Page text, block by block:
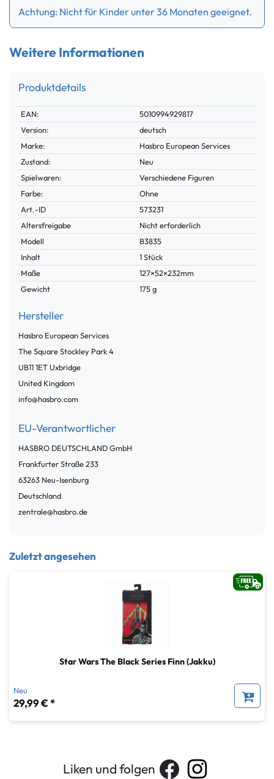
Achtung: Nicht für Kinder unter 36 Monaten geeignet.
Weitere Informationen
Produktdetails
Technisches
Merkmal
Wert
EAN:
5010994929817
Version:
deutsch
Marke:
Hasbro European Services
Zustand:
Neu
Spielwaren:
Verschiedene Figuren
Farbe:
Ohne
Technisches
Merkmal
Wert
Art.-ID
573231
Altersfreigabe
Nicht erforderlich
Modell
B3835
Inhalt
1 Stück
Maße
127×52×232mm
Gewicht
175 g
Hersteller
Hasbro European Services
The Square Stockley Park4
UB11 1ET Uxbridge
United Kingdom
info@hasbro.com
EU-Verantwortlicher
HASBRO DEUTSCHLAND GmbH
Frankfurter Straße233
63263 Neu-Isenburg
Deutschland
zentrale@hasbro.de
Zuletzt angesehen
Star Wars The Black Series Finn (Jakku)
Neu
29,99 € *
Liken und folgen